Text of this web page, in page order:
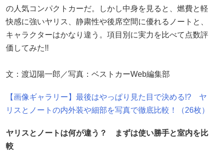
の人気コンパクトカーだ。しかし中身を見ると、燃費と軽
快感に強いヤリス、静粛性や後席空間に優れるノートと、
キャラクターはかなり違う。項目別に実力を比べて点数評
価してみた!!
文：渡辺陽一郎／写真：ベストカーWeb編集部
【画像ギャラリー】最後はやっぱり見た目で決める!? ヤ
リスとノートの内外装や細部を写真で徹底比較！（26枚）
ヤリスとノートは何が違う？ まずは使い勝手と室内を比
較